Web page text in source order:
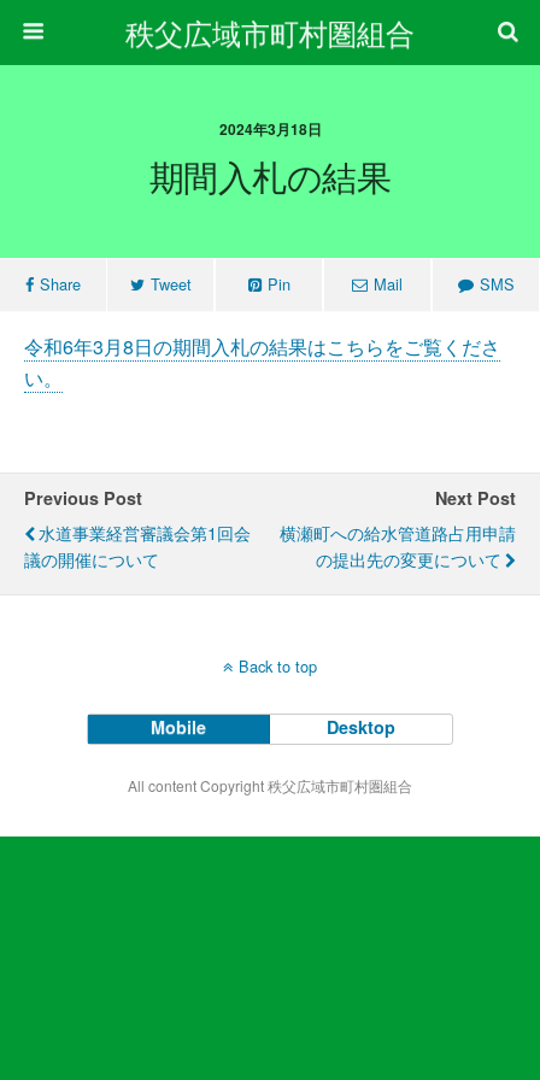
秩父広域市町村圏組合
2024年3月18日
期間入札の結果
Share Tweet Pin Mail SMS
令和6年3月8日の期間入札の結果はこちらをご覧くださ
い。
Previous Post
水道事業経営審議会第1回会
議の開催について
Next Post
横瀬町への給水管道路占用申請
の提出先の変更について
Back to top
Mobile Desktop
All content Copyright 秩父広域市町村圏組合